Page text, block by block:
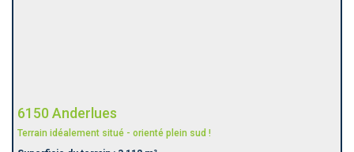
6150 Anderlues
Terrain idéalement situé - orienté plein sud !